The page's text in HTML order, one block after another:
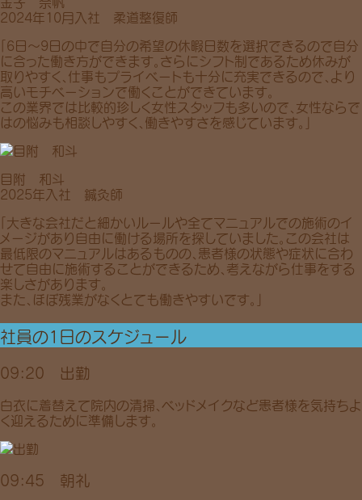
2024年10月入社 柔道整復師
「6日～9日の中で自分の希望の休暇日数を選択できるので自分
に合った働き方ができます。さらにシフト制であるため休みが
取りやすく、仕事もプライベートも十分に充実できるので、より
高いモチベーションで働くことができています。
この業界では比較的珍しく女性スタッフも多いので、女性ならで
はの悩みも相談しやすく、働きやすさを感じています。」
目附 和斗
2025年入社 鍼灸師
「大きな会社だと細かいルールや全てマニュアルでの施術のイ
メージがあり自由に働ける場所を探していました。この会社は
最低限のマニュアルはあるものの、患者様の状態や症状に合わ
せて自由に施術することができるため、考えながら仕事をする
楽しさがあります。
また、ほぼ残業がなくとても働きやすいです。」
社員の1日のスケジュール
09:20 出勤
白衣に着替えて院内の清掃、ベッドメイクなど患者様を気持ちよ
く迎えるために準備します。
09:45 朝礼